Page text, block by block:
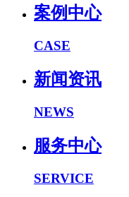
案例中心
CASE
新闻资讯
NEWS
服务中心
SERVICE